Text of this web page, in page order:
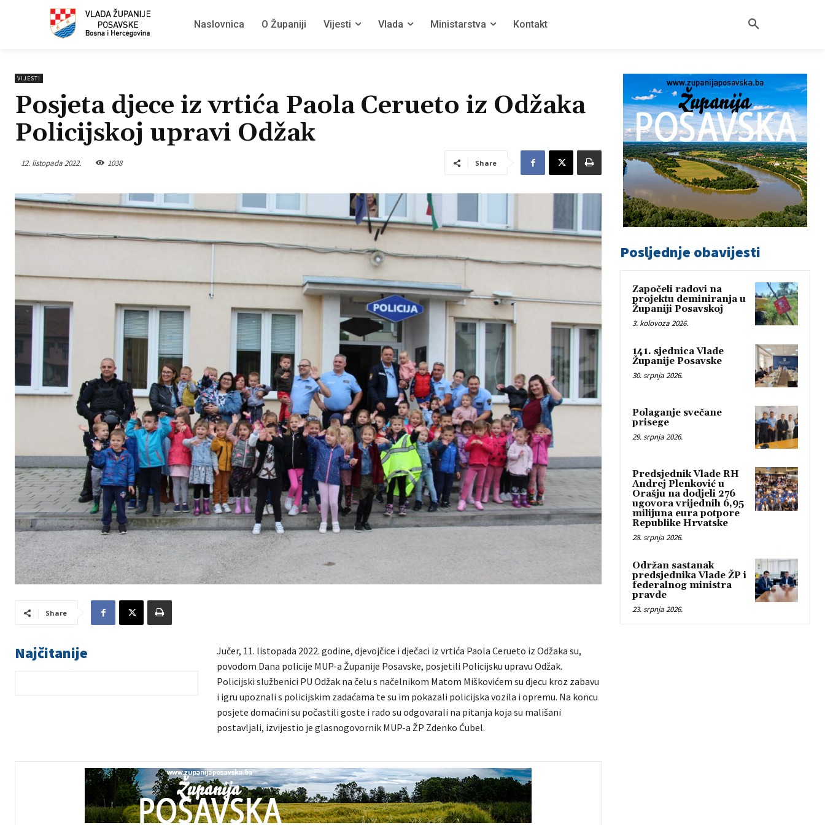
Naslovnica O Županiji Vijesti Vlada Ministarstva Kontakt
VIJESTI
Posjeta djece iz vrtića Paola Cerueto iz Odžaka
Policijskoj upravi Odžak
12. listopada 2022. 1038 Share
Share
Najčitanije
Jučer, 11. listopada 2022. godine, djevojčice i dječaci iz vrtića Paola Cerueto iz Odžaka su,
povodom Dana policije MUP-a Županije Posavske, posjetili Policijsku upravu Odžak.
Policijski službenici PU Odžak na čelu s načelnikom Matom Miškovićem su djecu kroz zabavu
i igru upoznali s policijskim zadaćama te su im pokazali policijska vozila i opremu. Na koncu
posjete domaćini su počastili goste i rado su odgovarali na pitanja koja su mališani
postavljali, izvijestio je glasnogovornik MUP-a ŽP Zdenko Ćubel.
Posljednje obavijesti
Započeli radovi na
projektu deminiranja u
Županiji Posavskoj
3. kolovoza 2026.
141. sjednica Vlade
Županije Posavske
30. srpnja 2026.
Polaganje svečane
prisege
29. srpnja 2026.
Predsjednik Vlade RH
Andrej Plenković u
Orašju na dodjeli 276
ugovora vrijednih 6,95
milijuna eura potpore
Republike Hrvatske
28. srpnja 2026.
Održan sastanak
predsjednika Vlade ŽP i
federalnog ministra
pravde
23. srpnja 2026.